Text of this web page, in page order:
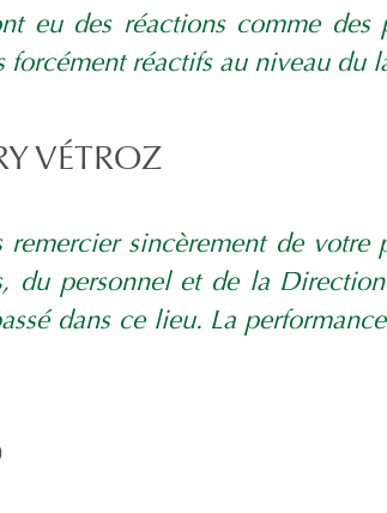
eu des réactions comme
forcément réactifs au niveau du
VÉTROZ
remercier sincèrement de
du personnel et de la
dans ce lieu. La